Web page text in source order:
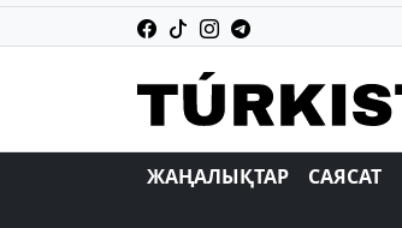
ЖАҢАЛЫҚТАР САЯСАТ